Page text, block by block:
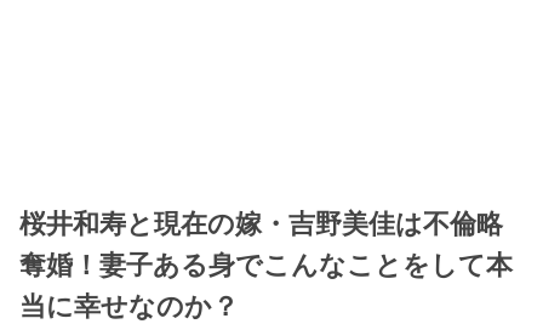
桜井和寿と現在の嫁・吉野美佳は不倫略
奪婚！妻子ある身でこんなことをして本
当に幸せなのか？